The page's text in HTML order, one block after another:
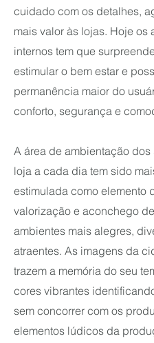
cuidado com os detalhes,
mais valor às lojas. Hoje os
internos tem que
estimular o bem estar e
permanência maior do
conforto, segurança e
A área de ambientação dos
loja a cada dia tem sido
estimulada como elemento
valorização e aconchego
ambientes mais alegres,
atraentes. As imagens da
trazem a memória do seu
cores vibrantes
sem concorrer com os
elementos lúdicos da